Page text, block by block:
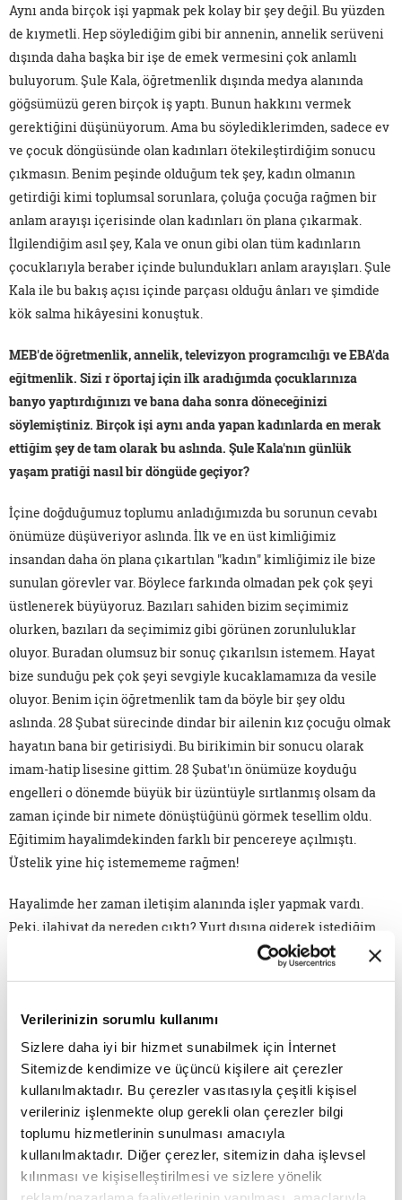
Verilerinizin sorumlu kullanımı
Sizlere daha iyi bir hizmet sunabilmek için İnternet
Sitemizde kendimize ve üçüncü kişilere ait çerezler
kullanılmaktadır. Bu çerezler vasıtasıyla çeşitli kişisel
verileriniz işlenmekte olup gerekli olan çerezler bilgi
toplumu hizmetlerinin sunulması amacıyla
kullanılmaktadır. Diğer çerezler, sitemizin daha işlevsel
kılınması ve kişiselleştirilmesi ve sizlere yönelik
Aynı anda birçok işi yapmak pek kolay bir şey değil. Bu yüzden
de kıymetli. Hep söylediğim gibi bir annenin, annelik serüveni
dışında daha başka bir işe de emek vermesini çok anlamlı
buluyorum. Şule Kala, öğretmenlik dışında medya alanında
göğsümüzü geren birçok iş yaptı. Bunun hakkını vermek
gerektiğini düşünüyorum. Ama bu söylediklerimden, sadece ev
ve çocuk döngüsünde olan kadınları ötekileştirdiğim sonucu
çıkmasın. Benim peşinde olduğum tek şey, kadın olmanın
getirdiği kimi toplumsal sorunlara, çoluğa çocuğa rağmen bir
anlam arayışı içerisinde olan kadınları ön plana çıkarmak.
İlgilendiğim asıl şey, Kala ve onun gibi olan tüm kadınların
çocuklarıyla beraber içinde bulundukları anlam arayışları. Şule
Kala ile bu bakış açısı içinde parçası olduğu ânları ve şimdide
kök salma hikâyesini konuştuk.
MEB'de öğretmenlik, annelik, televizyon programcılığı ve EBA'da
eğitmenlik. Sizi r öportaj için ilk aradığımda çocuklarınıza
banyo yaptırdığınızı ve bana daha sonra döneceğinizi
söylemiştiniz. Birçok işi aynı anda yapan kadınlarda en merak
ettiğim şey de tam olarak bu aslında. Şule Kala'nın günlük
yaşam pratiği nasıl bir döngüde geçiyor?
İçine doğduğumuz toplumu anladığımızda bu sorunun cevabı
önümüze düşüveriyor aslında. İlk ve en üst kimliğimiz
insandan daha ön plana çıkartılan "kadın" kimliğimiz ile bize
sunulan görevler var. Böylece farkında olmadan pek çok şeyi
üstlenerek büyüyoruz. Bazıları sahiden bizim seçimimiz
olurken, bazıları da seçimimiz gibi görünen zorunluluklar
oluyor. Buradan olumsuz bir sonuç çıkarılsın istemem. Hayat
bize sunduğu pek çok şeyi sevgiyle kucaklamamıza da vesile
oluyor. Benim için öğretmenlik tam da böyle bir şey oldu
aslında. 28 Şubat sürecinde dindar bir ailenin kız çocuğu olmak
hayatın bana bir getirisiydi. Bu birikimin bir sonucu olarak
imam-hatip lisesine gittim. 28 Şubat'ın önümüze koyduğu
engelleri o dönemde büyük bir üzüntüyle sırtlanmış olsam da
zaman içinde bir nimete dönüştüğünü görmek tesellim oldu.
Eğitimim hayalimdekinden farklı bir pencereye açılmıştı.
Üstelik yine hiç istemememe rağmen!
Hayalimde her zaman iletişim alanında işler yapmak vardı.
Peki, ilahiyat da nereden çıktı? Yurt dışına giderek istediğim
bölümü okumak ya da Türkiye'de kalarak ilahiyata razı olmak
arasında bir seçim yapmam gerekmişti. Bu seçimi yapma
geliyordu. Vatanımda kalarak önüme çıkan yolları
değerlendirmeye karar verdim. Böylece ilahiyatçı ve eğitimci
olmanın kapıları açıldı önüme. Bu birikimin hayatıma
kattıklarına paha biçemem. Kimlik dediğimiz şeyin inşası
insanın ömrü boyunca sürüyor. Yani şu veya bu kimliğim
dediğimde aslında hâlâ süregelen bir yaşam biçiminden
bahsediyorumdur.